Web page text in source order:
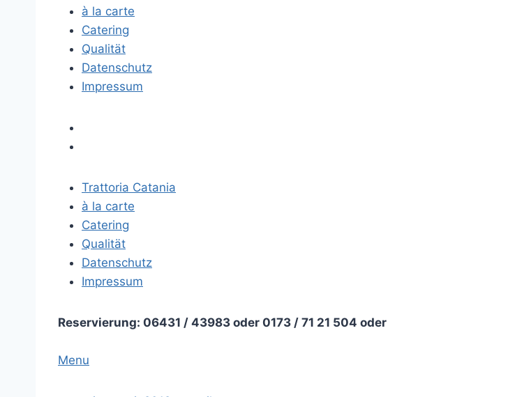
à la carte
Catering
Qualität
Datenschutz
Impressum
Trattoria Catania
à la carte
Catering
Qualität
Datenschutz
Impressum
Reservierung: 06431 / 43983 oder 0173 / 71 21 504 oder
Menu